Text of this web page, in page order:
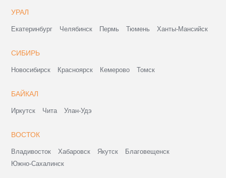
УРАЛ
Екатеринбург Челябинск Пермь Тюмень Ханты-Мансийск
СИБИРЬ
Новосибирск Красноярск Кемерово Томск
БАЙКАЛ
Иркутск Чита Улан-Удэ
ВОСТОК
Владивосток Хабаровск Якутск
Благовещенск
Южно-Сахалинск